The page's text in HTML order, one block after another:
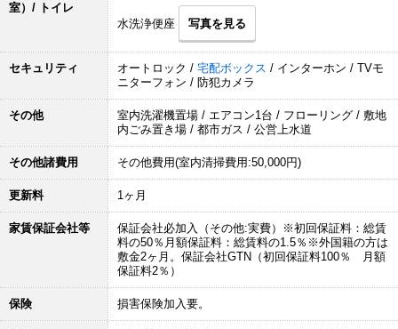
室）/ トイレ
水洗浄便座 写真を見る
セキュリティ オートロック / 宅配ボックス / インターホン / TVモ
ニターフォン / 防犯カメラ
その他
室内洗濯機置場 / エアコン1台 / フローリング / 敷地
内ごみ置き場 / 都市ガス / 公営上水道
その他諸費用 その他費用(室内清掃費用:50,000円)
更新料 1ヶ月
家賃保証会社等
保証会社必加入（その他:実費）※初回保証料：総賃
料の50％月額保証料：総賃料の1.5％※外国籍の方は
敷金2ヶ月。保証会社GTN（初回保証料100％ 月額
保証料2％）
保険 損害保険加入要。